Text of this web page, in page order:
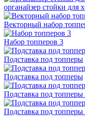
органайзер стойки для
Векторный набор
Набор топперов 3
Подставка под топперы
Подставка под топперы
Подставка под топперы
Подставка под топперы